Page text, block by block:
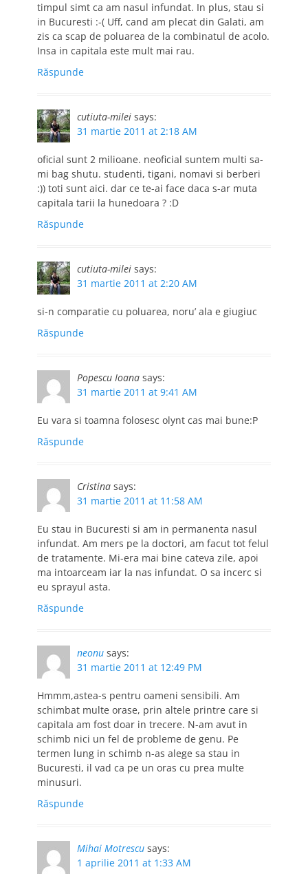
timpul simt ca am nasul infundat. In plus, stau si
in Bucuresti :-( Uff, cand am plecat din Galati, am
zis ca scap de poluarea de la combinatul de acolo.
Insa in capitala este mult mai rau.
Răspunde
cutiuta-milei says:
31 martie 2011 at 2:18 AM
oficial sunt 2 milioane. neoficial suntem multi sa-
mi bag shutu. studenti, tigani, nomavi si berberi
:)) toti sunt aici. dar ce te-ai face daca s-ar muta
capitala tarii la hunedoara ? :D
Răspunde
cutiuta-milei says:
31 martie 2011 at 2:20 AM
si-n comparatie cu poluarea, noru’ ala e giugiuc
Răspunde
Popescu Ioana says:
31 martie 2011 at 9:41 AM
Eu vara si toamna folosesc olynt cas mai bune:P
Răspunde
Cristina says:
31 martie 2011 at 11:58 AM
Eu stau in Bucuresti si am in permanenta nasul
infundat. Am mers pe la doctori, am facut tot felul
de tratamente. Mi-era mai bine cateva zile, apoi
ma intoarceam iar la nas infundat. O sa incerc si
eu sprayul asta.
Răspunde
neonu says:
31 martie 2011 at 12:49 PM
Hmmm,astea-s pentru oameni sensibili. Am
schimbat multe orase, prin altele printre care si
capitala am fost doar in trecere. N-am avut in
schimb nici un fel de probleme de genu. Pe
termen lung in schimb n-as alege sa stau in
Bucuresti, il vad ca pe un oras cu prea multe
minusuri.
Răspunde
Mihai Motrescu says:
1 aprilie 2011 at 1:33 AM